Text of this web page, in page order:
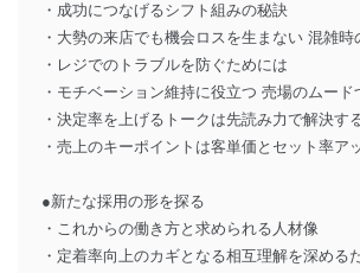
・成功につなげるシフト組みの秘訣
・大勢の来店でも機会ロスを生まない 混雑時
・レジでのトラブルを防ぐためには
・モチベーション維持に役立つ 売場のムード
・決定率を上げるトークは先読み力で解決す
・売上のキーポイントは客単価とセット率ア
●新たな採用の形を探る
・これからの働き方と求められる人材像
・定着率向上のカギとなる相互理解を深める